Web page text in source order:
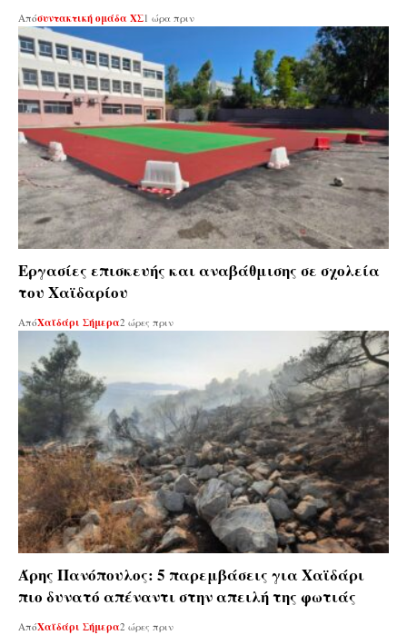
Απόσυντακτική ομάδα ΧΣ1 ώρα πριν
Εργασίες επισκευής και αναβάθμισης σε σχολεία
του Χαϊδαρίου
ΑπόΧαϊδάρι Σήμερα2 ώρες πριν
Άρης Πανόπουλος: 5 παρεμβάσεις για Χαϊδάρι
πιο δυνατό απέναντι στην απειλή της φωτιάς
ΑπόΧαϊδάρι Σήμερα2 ώρες πριν